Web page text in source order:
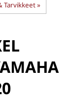
Tarvikkeet‪»